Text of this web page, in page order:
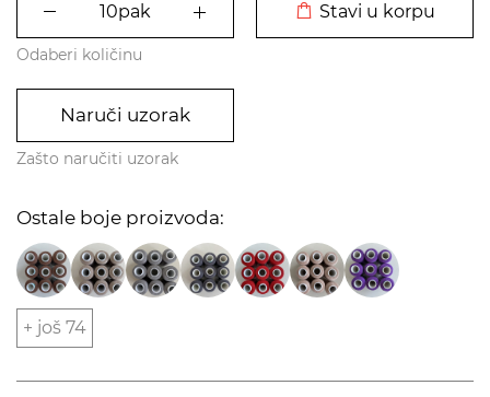
Stavi u korpu
Odaberi količinu
Naruči uzorak
Zašto naručiti uzorak
Ostale boje proizvoda:
+ još 74